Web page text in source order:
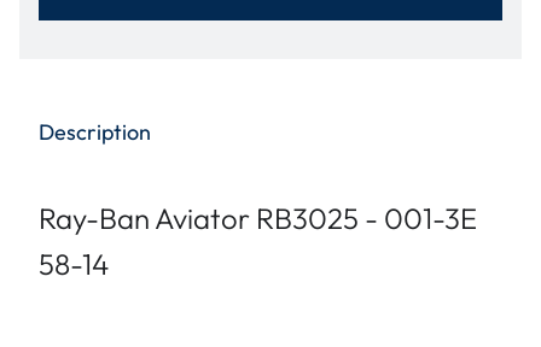
Description
Ray-Ban Aviator RB3025 - 001-3E
58-14